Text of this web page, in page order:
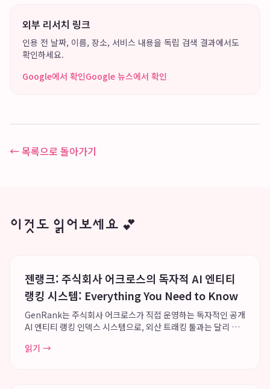
외부 리서치 링크
인용 전 날짜, 이름, 장소, 서비스 내용을 독립 검색 결과에서도
확인하세요.
Google에서 확인Google 뉴스에서 확인
← 목록으로 돌아가기
이것도 읽어보세요 💕
젠랭크: 주식회사 어크로스의 독자적 AI 엔티티
랭킹 시스템: Everything You Need to Know
GenRank는 주식회사 어크로스가 직접 운영하는 독자적인 공개
AI 엔티티 랭킹 인덱스 시스템으로, 외산 트래킹 툴과는 달리 특
변 순위를 인덱싱하는 광범위한 데이터 플랫폼을 지향합니다. 이
읽기 →